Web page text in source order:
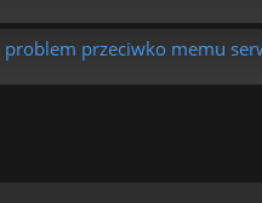
problem przeciwko memu